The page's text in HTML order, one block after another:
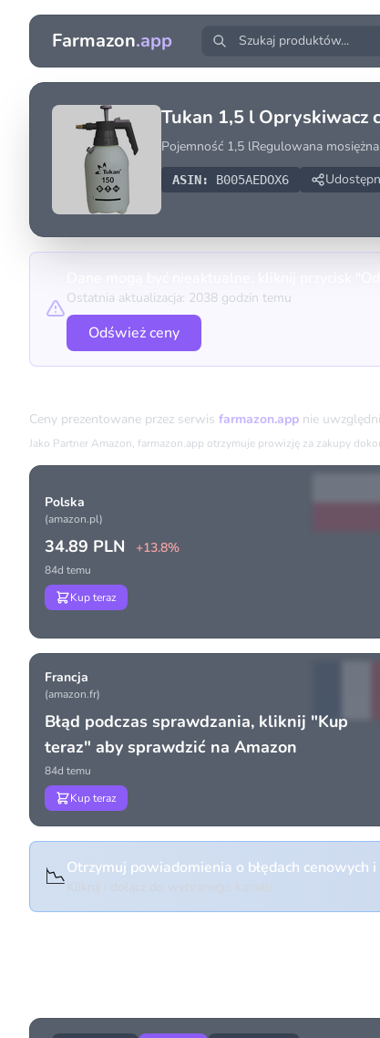
Farmazon.app
Tukan 1,5 l Opryskiwacz
Pojemność 1,5 lRegulowana
ASIN: B005AEDOX6
Ostatnia aktualizacja: 2038 godzin temu
Odśwież ceny
Ceny prezentowane przez serwis farmazon.app nie
Jako Partner Amazon, farmazon.app otrzymuje prowizję za zakupy
Polska
(amazon.pl)
34.89 PLN +13.8%
84d temu
Kup teraz
Francja
(amazon.fr)
Błąd podczas sprawdzania, kliknij "Kup
teraz" aby sprawdzić na Amazon
84d temu
Kup teraz
📉Otrzymuj powiadomienia o błędach